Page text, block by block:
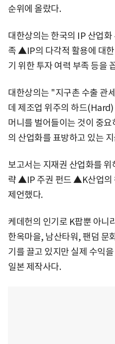
순위에 올랐다.
대한상의는 한국의 IP 산업
족 ▲IP의 다각적 활용에 대
기 위한 투자 여력 부족 등을
대한상의는 "지구촌 수출 관
데 제조업 위주의 하드
머니를 벌어들이는 것이 중
의 산업화를 표방하고 있는
보고서는 지재권 산업화를
략 ▲IP 주권 펀드 ▲K산업의
제언했다.
케데헌의 인기로 K팝뿐 아니
한옥마을, 남산타워, 팬덤 문
기를 끌고 있지만 실제 수익
일본 제작사다.